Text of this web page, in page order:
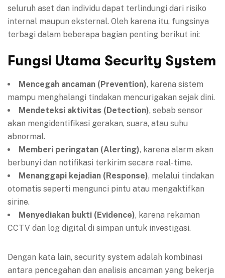
seluruh aset dan individu dapat terlindungi dari risiko
internal maupun eksternal. Oleh karena itu, fungsinya
terbagi dalam beberapa bagian penting berikut ini:
Fungsi Utama Security System
Mencegah ancaman (Prevention), karena sistem
mampu menghalangi tindakan mencurigakan sejak dini.
Mendeteksi aktivitas (Detection), sebab sensor
akan mengidentifikasi gerakan, suara, atau suhu
abnormal.
Memberi peringatan (Alerting), karena alarm akan
berbunyi dan notifikasi terkirim secara real-time.
Menanggapi kejadian (Response), melalui tindakan
otomatis seperti mengunci pintu atau mengaktifkan
sirine.
Menyediakan bukti (Evidence), karena rekaman
CCTV dan log digital di simpan untuk investigasi.
Dengan kata lain, security system adalah kombinasi
antara pencegahan dan analisis ancaman yang bekerja